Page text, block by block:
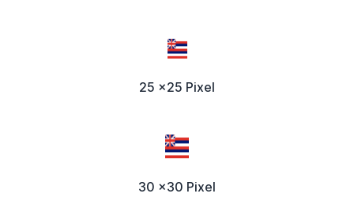
25 x25 Pixel
30 x30 Pixel